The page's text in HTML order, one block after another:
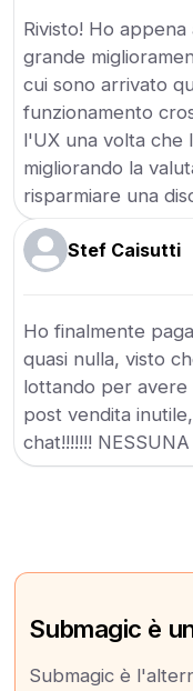
Rivisto! Ho
grande
cui sono arrivato
funzionamento
l'UX una volta che
migliorando la
risparmiare una
Stef Caisutti
Ho finalmente
quasi nulla, visto
lottando per avere
post vendita
chat!!!!!!!
Submagic è
Submagic è